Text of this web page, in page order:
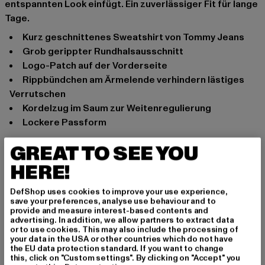
entspannten Look einfügt. Ein zuverlässiger Fit für lange
Tage.
Kurz geschnittenes Sweatshirt von Tommy Jeans
Grob gerippter Rundhalsausschnitt
Logo-Patch auf der Vorderseite
Rippbündchen am Ärmelende verhindern lästiges
Verrutschen
Kordelzug im Saum zur Weitenregulierung
Lockere Passform
Anlass: Alltag, Bequem, Chillen, Freizeit
Ausschnitt: Rundhals
Ärmelart: Langarm
Schnitt: Kurz
Marke: Tommy Jeans
Kat.: Sweaters
Farbe: blau
Hersteller Farbe: blue
Materialzusammensetzung: 100% Baumwolle
GREAT TO SEE YOU
HERE!
DefShop uses cookies to improve your use experience,
save your preferences, analyse use behaviour and to
provide and measure interest-based contents and
advertising. In addition, we allow partners to extract data
or to use cookies. This may also include the processing of
your data in the USA or other countries which do not have
the EU data protection standard. If you want to change
this, click on "Custom settings". By clicking on "Accept" you